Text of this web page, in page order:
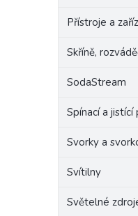
Přístroje a
Skříně,
SodaStream
Spínací a jistící
Svorky a
Svítilny
Světelné